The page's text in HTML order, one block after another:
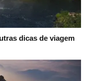
dicas de viagem